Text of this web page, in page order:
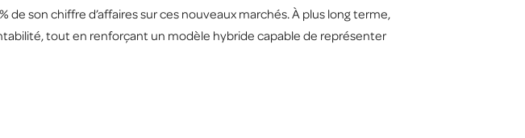
son chiffre d’affaires sur ces nouveaux marchés. À plus long terme,
tout en renforçant un modèle hybride capable de représenter